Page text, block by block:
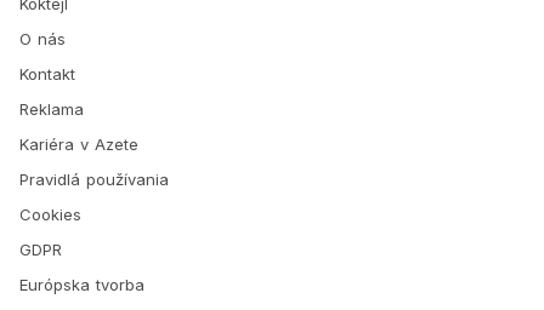
Koktejl
O nás
Kontakt
Reklama
Kariéra v Azete
Pravidlá používania
Cookies
GDPR
Európska tvorba